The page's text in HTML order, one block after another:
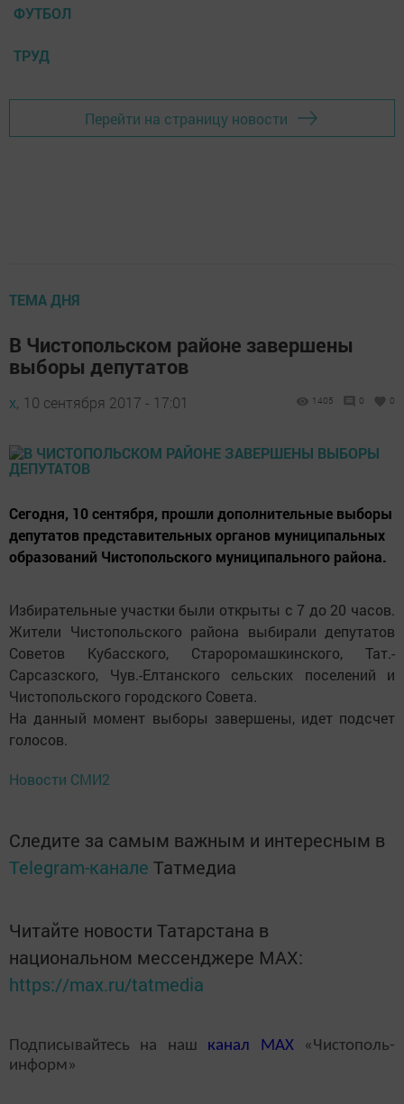
ФУТБОЛ
ТРУД
Перейти на страницу новости
ТЕМА ДНЯ
В Чистопольском районе завершены
выборы депутатов
х, 10 сентября 2017 - 17:01 1405 0 0
Сегодня, 10 сентября, прошли дополнительные выборы
депутатов представительных органов муниципальных
образований Чистопольского муниципального района.
Избирательные участки были открыты с 7 до 20 часов.
Жители Чистопольского района выбирали депутатов
Советов Кубасского, Староромашкинского, Тат.-
Сарсазского, Чув.-Елтанского сельских поселений и
Чистопольского городского Совета.
На данный момент выборы завершены, идет подсчет
голосов.
Новости СМИ2
Следите за самым важным и интересным в
Telegram-канале Татмедиа
Читайте новости Татарстана в
национальном мессенджере MАХ:
https://max.ru/tatmedia
Подписывайтесь на наш канал MAX«Чистополь-
информ»